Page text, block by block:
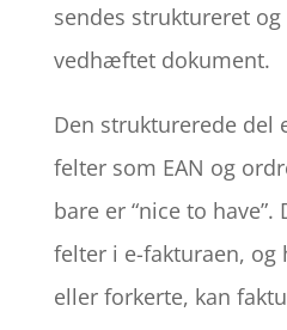
sendes struktureret
vedhæftet dokument.
Den strukturerede del
felter som EAN og
bare er “nice to have”.
felter i e-fakturaen, og
eller forkerte, kan